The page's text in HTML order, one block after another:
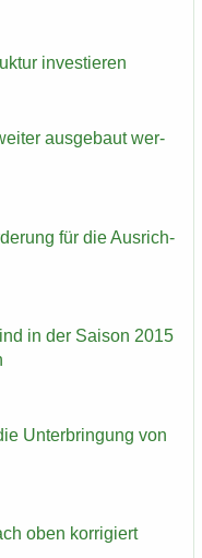
in­ves­tie­ren
aus­ge­baut wer­
für die Aus­rich­
in der Sai­son 2015
Un­ter­brin­gung von
oben kor­ri­giert